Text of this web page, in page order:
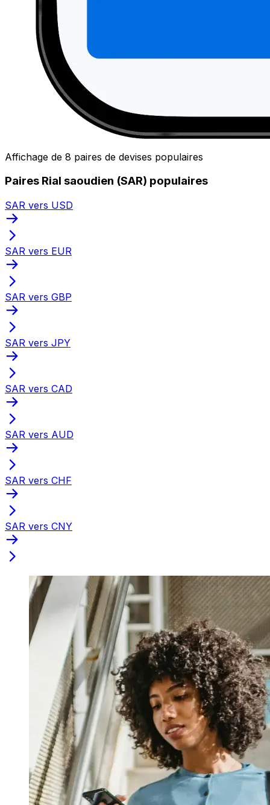
Affichage de 8 paires de devises populaires
Paires Rial saoudien (SAR) populaires
SAR vers USD
SAR vers EUR
SAR vers GBP
SAR vers JPY
SAR vers CAD
SAR vers AUD
SAR vers CHF
SAR vers CNY